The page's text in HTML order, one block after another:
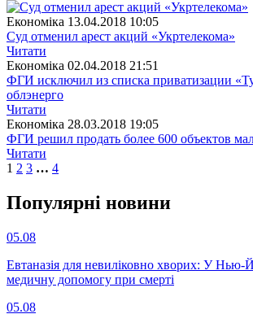
Економіка 13.04.2018 10:05
Суд отменил арест акций «Укртелекома»
Читати
Економіка 02.04.2018 21:51
ФГИ исключил из списка приватизации
облэнерго
Читати
Економіка 28.03.2018 19:05
ФГИ решил продать более 600 объектов
Читати
1 2 3 … 4
Популярнi новини
05.08
Евтаназія для невиліковно хворих: У Нью-
медичну допомогу при смерті
05.08